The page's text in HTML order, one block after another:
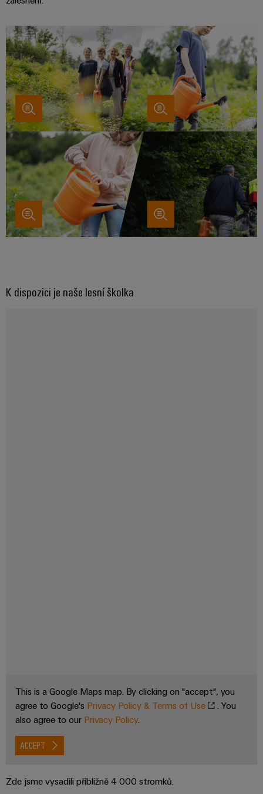
K dispozici je naše lesní školka
This is a Google Maps map. By clicking on "accept", you
agree to Google's Privacy Policy & Terms of Use
. You
also agree to our Privacy Policy.
ACCEPT
Zde jsme vysadili přibližně 4 000 stromků.